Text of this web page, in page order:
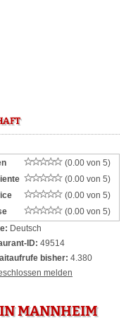
(0.00 von 5)
(0.00 von 5)
(0.00 von 5)
(0.00 von 5)
Deutsch
ID: 49514
bisher: 4.380
melden
IN MANNHEIM